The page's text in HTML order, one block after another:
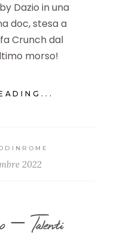
Dazio in una
doc, stesa a
Crunch dal
morso!
2022
– Talenti